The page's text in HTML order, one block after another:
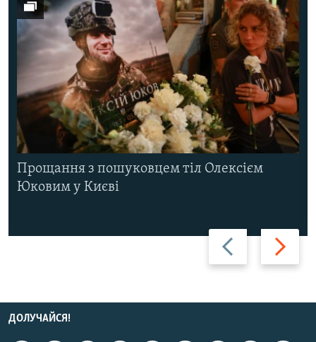
Назад Вперед
Прощання з пошуковцем тіл Олексієм
Юковим у Києві
ДОЛУЧАЙСЯ!